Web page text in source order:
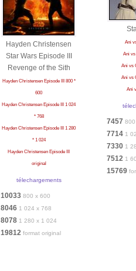
Hayden Christensen
Star Wars Episode III
Revenge of the Sith
Hayden Christensen Episode III 800 *
600
Hayden Christensen Episode III 1 024
* 768
Hayden Christensen Episode III 1 280
* 1 024
Hayden Christensen Episode III
original
télechargements
10033 800 x 600
8046 1 024 x 768
8078 1 280 x 1 024
19812 format original
Ani
Ani vs
Ani vs
Ani vs
Ani
7457
7714 1
7330 1
7512 1
15769